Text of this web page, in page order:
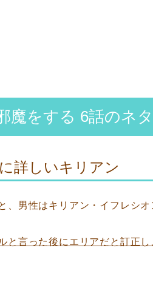
魔をする 6話のネ
詳しいキリアン
、男性はキリアン・イフレシオ
と言った後にエリアだと訂正